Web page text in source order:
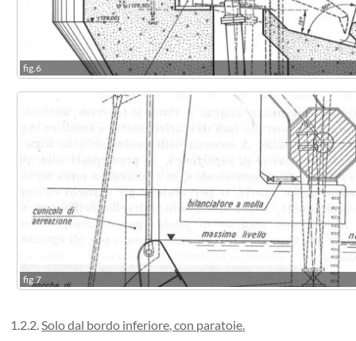
fig.6
fig.7
1.2.2.Solo dal bordo inferiore, con paratoie.